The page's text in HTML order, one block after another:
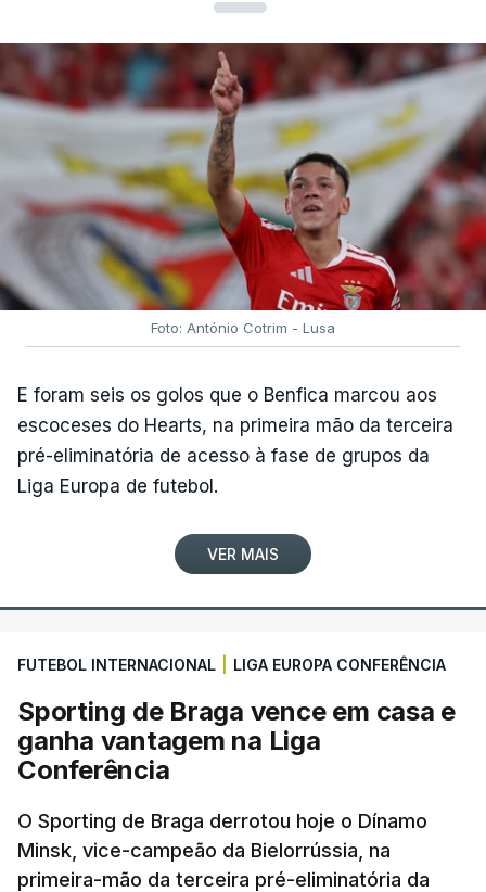
Foto: António Cotrim - Lusa
E foram seis os golos que o Benfica marcou aos
escoceses do Hearts, na primeira mão da terceira
pré-eliminatória de acesso à fase de grupos da
Liga Europa de futebol.
VER MAIS
FUTEBOL INTERNACIONAL LIGA EUROPA CONFERÊNCIA
Sporting de Braga vence em casa e
ganha vantagem na Liga
Conferência
O Sporting de Braga derrotou hoje o Dínamo
Minsk, vice-campeão da Bielorrússia, na
primeira-mão da terceira pré-eliminatória da